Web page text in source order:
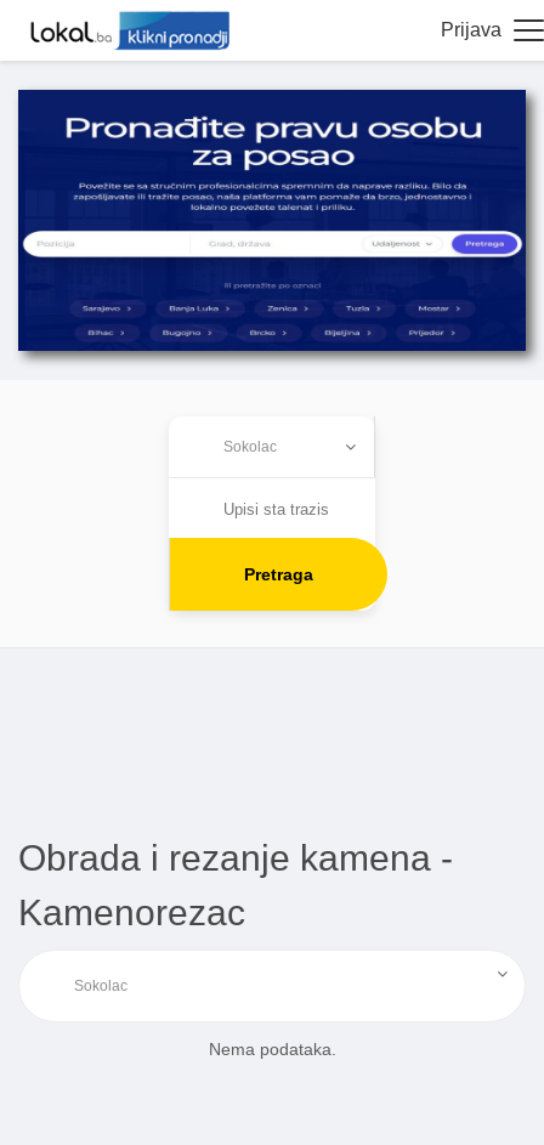
Prijava
Pretraga
Obrada i rezanje kamena -
Kamenorezac
Nema podataka.